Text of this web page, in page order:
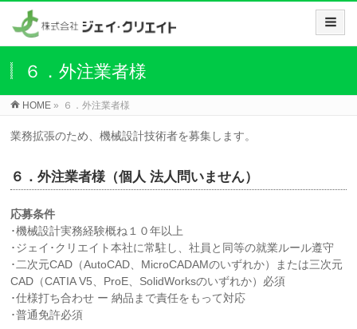
６．外注業者様
HOME » ６．外注業者様
業務拡張のため、機械設計技術者を募集します。
６．外注業者様（個人 法人問いません）
応募条件
･機械設計実務経験概ね１０年以上
･ジェイ･クリエイト本社に常駐し、社員と同等の就業ルール遵守
･二次元CAD（AutoCAD、MicroCADAMのいずれか）または三次元
CAD（CATIA V5、ProE、SolidWorksのいずれか）必須
･仕様打ち合わせ ー 納品まで責任をもって対応
･普通免許必須